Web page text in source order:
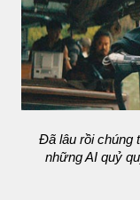
Đã lâu rồi chúng
những AI quỷ